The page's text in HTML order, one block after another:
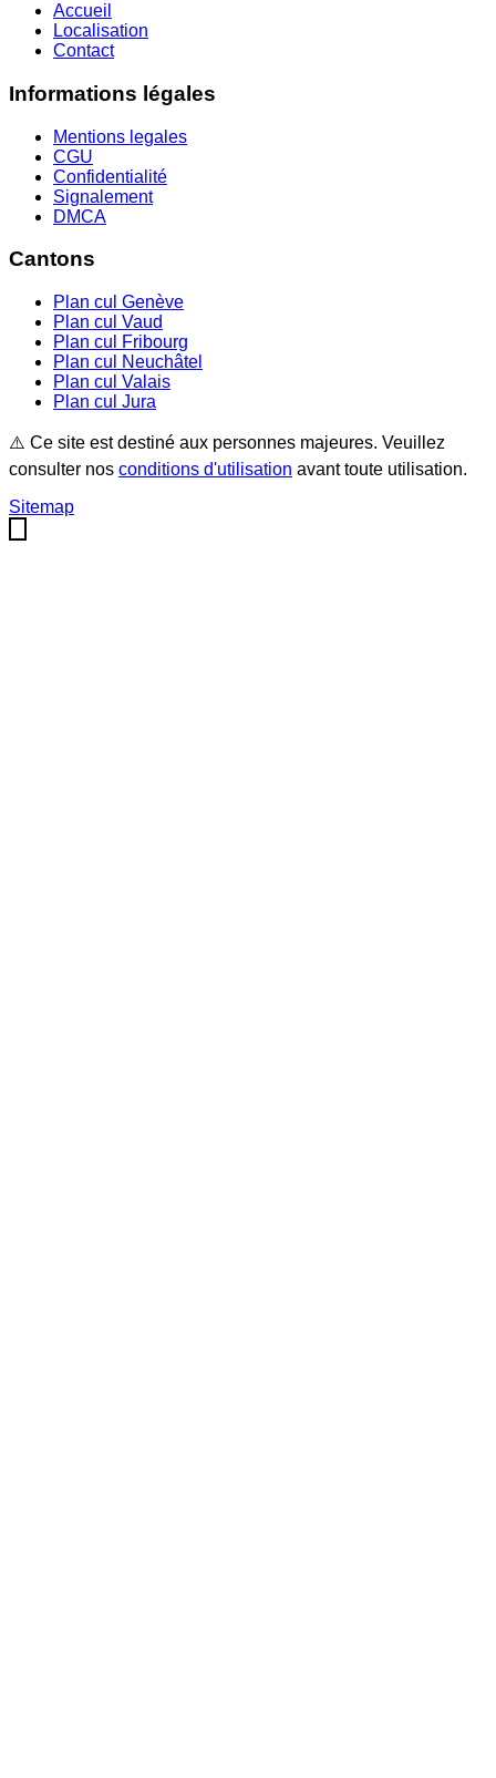
Accueil
Localisation
Contact
Informations légales
Mentions legales
CGU
Confidentialité
Signalement
DMCA
Cantons
Plan cul Genève
Plan cul Vaud
Plan cul
Fribourg
Plan cul
Neuchâtel
Plan cul Valais
Plan cul Jura
⚠️ Ce site est destiné aux personnes majeures. Veuillez
consulter nos conditions d'utilisation avant toute utilisation.
Sitemap